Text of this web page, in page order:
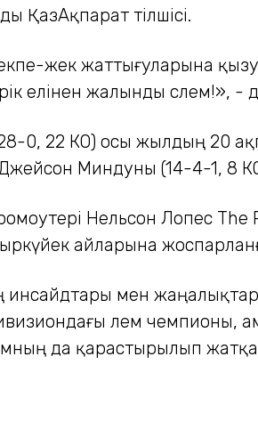
ҚазАқпарат тілшісі.
жек жаттығуларына
елінен жалынды
(28-0, 22 КО) осы жылдың
Миндуны (14-4-1, 8
Нельсон Лопес The
айларына
инсайдтары мен
әлем
да қарастырылып